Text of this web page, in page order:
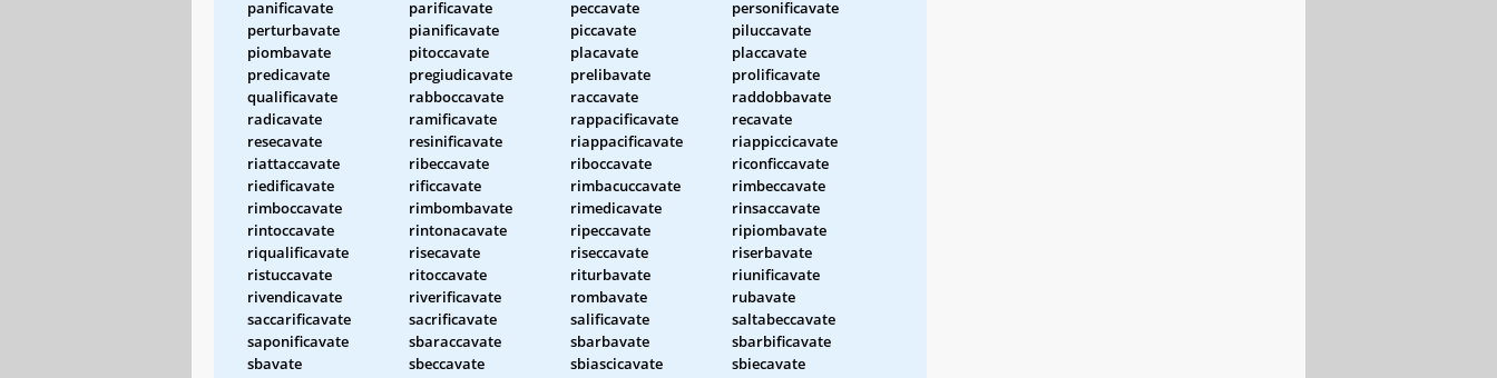
panificavate
parificavate peccavate
personificavate
perturbavate
pianificavate piccavate
piluccavate
piombavate
pitoccavate placavate
placcavate
predicavate
pregiudicavate prelibavate
prolificavate
qualificavate
rabboccavate raccavate
raddobbavate
radicavate
ramificavate rappacificavate
recavate
resecavate
resinificavate riappacificavate
riappiccicavate
riattaccavate
ribeccavate riboccavate
riconficcavate
riedificavate
rificcavate rimbacuccavate
rimbeccavate
rimboccavate
rimbombavate rimedicavate
rinsaccavate
rintoccavate
rintonacavate ripeccavate
ripiombavate
riqualificavate
risecavate riseccavate
riserbavate
ristuccavate
ritoccavate riturbavate
riunificavate
rivendicavate
riverificavate rombavate
rubavate
saccarificavate
sacrificavate salificavate
saltabeccavate
saponificavate
sbaraccavate sbarbavate
sbarbificavate
sbavate
sbeccavate sbiascicavate
sbiecavate